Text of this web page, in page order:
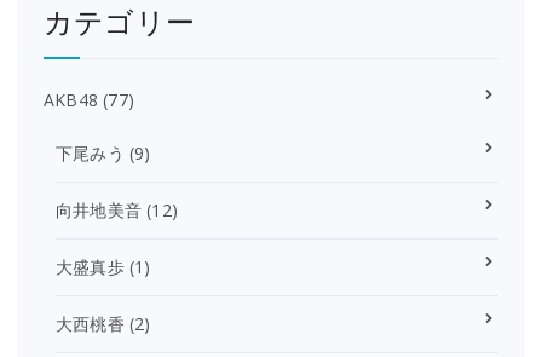
カテゴリー
AKB48 (77)
下尾みう (9)
向井地美音 (12)
大盛真歩(1)
大西桃香 (2)